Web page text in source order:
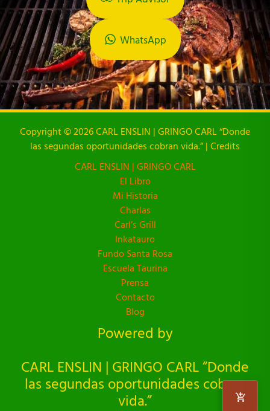
WhatsApp
Copyright © 2026 CARL ENSLIN | GRINGO CARL “Donde
las segundas oportunidades cobran vida.” | Credits
CARL ENSLIN | GRINGO CARL
El Libro
Mi Historia
Charlas
Carl’s Grill
Inkatauro
Fundo Santa Rosa
Escuela Taurina
Prensa
Contacto
Blog
Powered by
CARL ENSLIN | GRINGO CARL “Donde
las segundas oportunidades cobran
vida.”